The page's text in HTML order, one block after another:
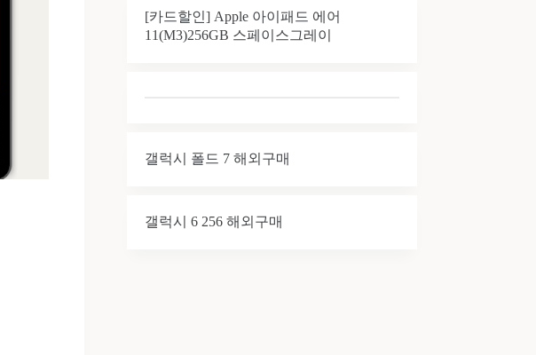
[카드할인] Apple 아이패드 에어
11(M3)256GB 스페이스그레이
갤럭시 폴드 7 해외구매
갤럭시 6 256 해외구매